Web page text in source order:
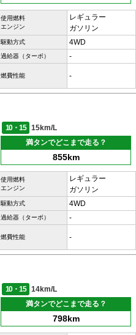
使用燃料
エンジン
レギュラー
ガソリン
駆動方式 4WD
過給器（ターボ） -
燃費性能 -
10・15
15km/L
満タンでどこまで走る？
855km
使用燃料
エンジン
レギュラー
ガソリン
駆動方式 4WD
過給器（ターボ） -
燃費性能 -
10・15
14km/L
満タンでどこまで走る？
798km